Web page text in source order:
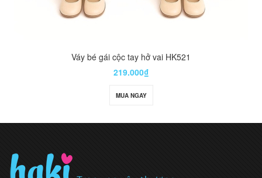
Váy bé gái cộc tay hở vai HK521
219.000₫
MUA NGAY